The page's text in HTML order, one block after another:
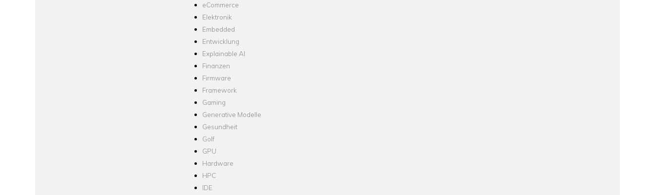
eCommerce
Elektronik
Embedded
Entwicklung
Explainable AI
Finanzen
Firmware
Framework
Gaming
Generative Modelle
Gesundheit
Golf
GPU
Hardware
HPC
IDE